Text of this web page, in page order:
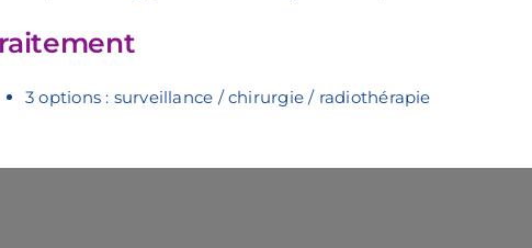
3 options : surveillance / chirurgie / radiothérapie